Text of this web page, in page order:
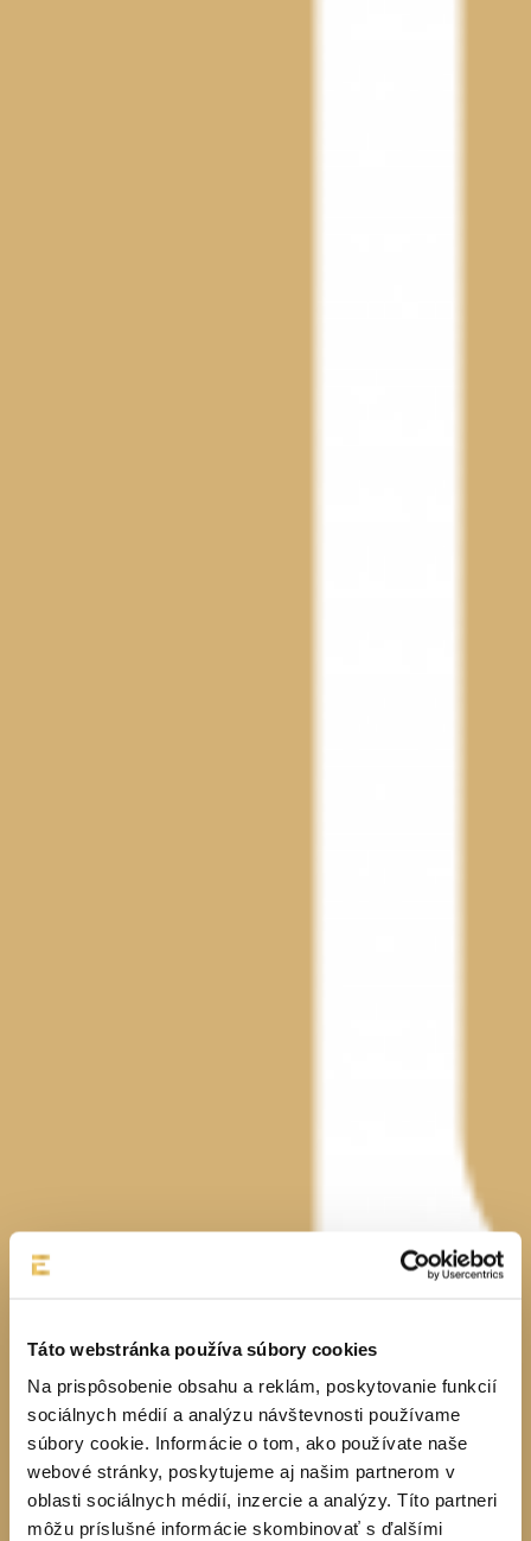
Táto webstránka používa súbory cookies
Na prispôsobenie obsahu a reklám, poskytovanie funkcií
sociálnych médií a analýzu návštevnosti používame
súbory cookie. Informácie o tom, ako používate naše
webové stránky, poskytujeme aj našim partnerom v
oblasti sociálnych médií, inzercie a analýzy. Títo partneri
môžu príslušné informácie skombinovať s ďalšími